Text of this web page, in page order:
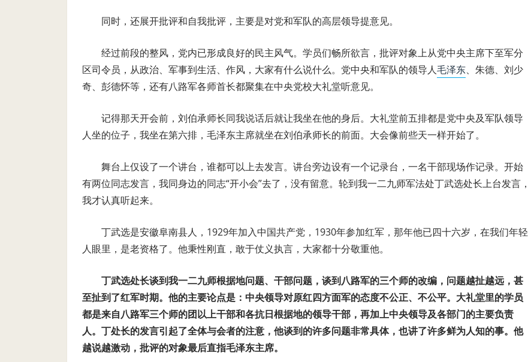
同时，还展开批评和自我批评，主要是对党和军队的高层领导提意见。
经过前段的整风，党内已形成良好的民主风气。学员们畅所欲言，批评对象上从党中央主席下至军分
区司令员，从政治、军事到生活、作风，大家有什么说什么。党中央和军队的领导人毛泽东、朱德、刘少
奇、彭德怀等，还有八路军各师首长都聚集在中央党校大礼堂听意见。
记得那天开会前，刘伯承师长同我说话后就让我坐在他的身后。大礼堂前五排都是党中央及军队领导
人坐的位子，我坐在第六排，毛泽东主席就坐在刘伯承师长的前面。大会像前些天一样开始了。
舞台上仅设了一个讲台，谁都可以上去发言。讲台旁边设有一个记录台，一名干部现场作记录。开始
有两位同志发言，我同身边的同志“开小会”去了，没有留意。轮到我一二九师军法处丁武选处长上台发言，
我才认真听起来。
丁武选是安徽阜南县人，1929年加入中国共产党，1930年参加红军，那年他已四十六岁，在我们年轻
人眼里，是老资格了。他秉性刚直，敢于仗义执言，大家都十分敬重他。
丁武选处长谈到我一二九师根据地问题、干部问题，谈到八路军的三个师的改编，问题越扯越远，甚
至扯到了红军时期。他的主要论点是：中央领导对原红四方面军的态度不公正、不公平。大礼堂里的学员
都是来自八路军三个师的团以上干部和各抗日根据地的领导干部，再加上中央领导及各部门的主要负责
人。丁处长的发言引起了全体与会者的注意，他谈到的许多问题非常具体，也讲了许多鲜为人知的事。他
越说越激动，批评的对象最后直指毛泽东主席。